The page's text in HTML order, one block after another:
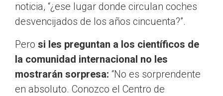
noticia, “¿ese lugar donde circulan coches
desvencijados de los años cincuenta?”.
Pero si les preguntan a los científicos de
la comunidad internacional no les
mostrarán sorpresa: “No es sorprendente
en absoluto. Conozco el Centro de